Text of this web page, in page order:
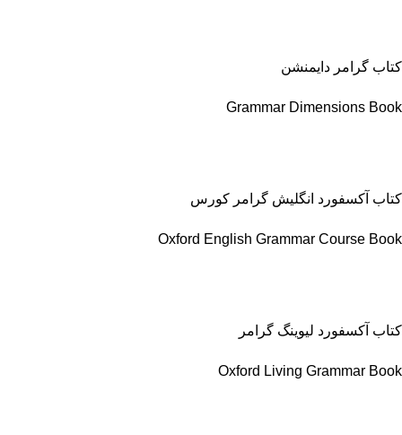
کتاب گرامر دایمنشن
Grammar Dimensions Book
کتاب آکسفورد انگلیش گرامر کورس
Oxford English Grammar Course Book
کتاب آکسفورد لیوینگ گرامر
Oxford Living Grammar Book